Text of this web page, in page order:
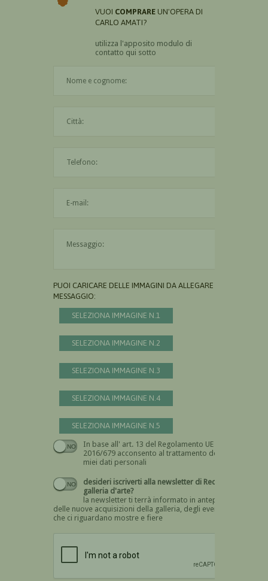
VUOI COMPRARE UN'OPERA DI
CARLO AMATI?
utilizza l'apposito modulo di
contatto qui sotto
PUOI CARICARE DELLE IMMAGINI DA ALLEGARE AL
MESSAGGIO:
SELEZIONA IMMAGINE N.1
SELEZIONA IMMAGINE N.2
SELEZIONA IMMAGINE N.3
SELEZIONA IMMAGINE N.4
SELEZIONA IMMAGINE N.5
In base all' art. 13 del Regolamento UE n.
2016/679 acconsento al trattamento dei
miei dati personali
Devi dare il consenso
desideri iscriverti alla newsletter di Recta
galleria d'arte?
la newsletter ti terrà informato in anteprima
delle nuove acquisizioni della galleria, degli eventi
che ci riguardano mostre e fiere